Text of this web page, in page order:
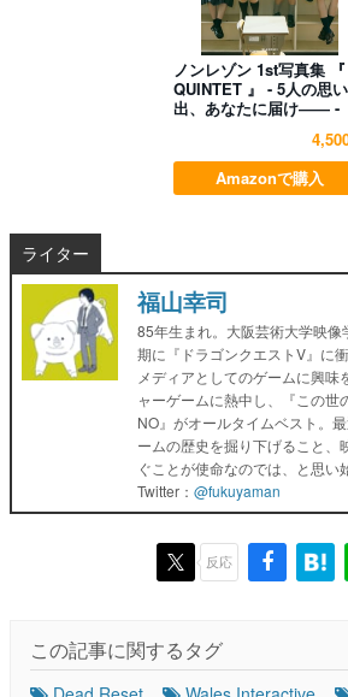
ノンレゾン 1st写真集 『
QUINTET 』 - 5人の思い
出、あなたに届け―― -
Amazonで購入
ライター
福山幸司
85年生まれ。大阪芸術大学映
期に『ドラゴンクエストV』に
メディアとしてのゲームに興味
ャーゲームに熱中し、『この世
NO』がオールタイムベスト。
ームの歴史を掘り下げること、
ぐことが使命なのでは、と思い
Twitter： @fukuyaman
反応
この記事に関するタグ